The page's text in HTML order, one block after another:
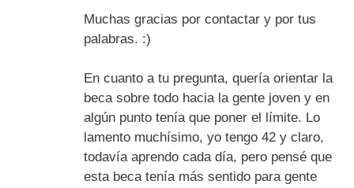
Muchas gracias por contactar y por tus
palabras. :)
En cuanto a tu pregunta, quería orientar la
beca sobre todo hacia la gente joven y en
algún punto tenía que poner el límite. Lo
lamento muchísimo, yo tengo 42 y claro,
todavía aprendo cada día, pero pensé que
esta beca tenía más sentido para gente